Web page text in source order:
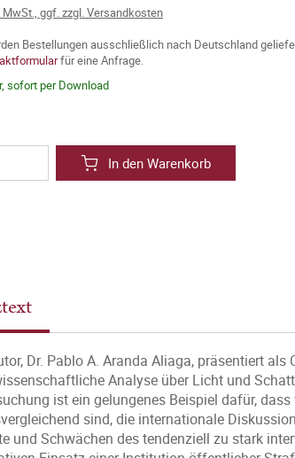
ggf. zzgl. Versandkosten
Bestellungen ausschließlich nach Deutschland
für eine Anfrage.
sofort per Download
In den Warenkorb
Dr. Pablo A. Aranda Aliaga, präsentiert
Analyse über Licht und
ist ein gelungenes Beispiel dafür,
sind, die internationale
und Schwächen des tendenziell zu stark